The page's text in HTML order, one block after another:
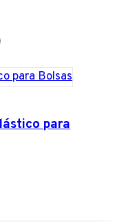
Este
tiene
variantes.
Las
para